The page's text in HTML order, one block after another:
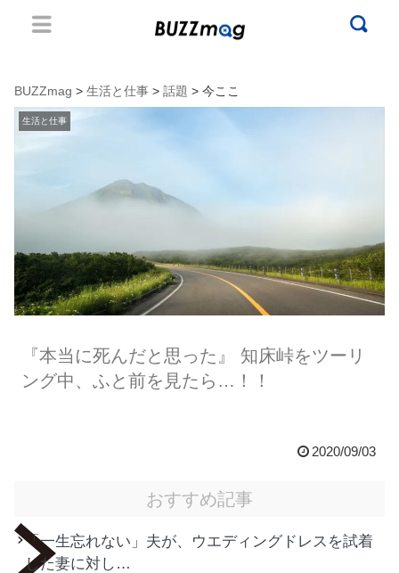
BUZZmag > 生活と仕事 > 話題 > 今ここ
生活と仕事
『本当に死んだと思った』 知床峠をツーリ
ング中、ふと前を見たら…！！
2020/09/03
おすすめ記事
「一生忘れない」夫が、ウエディングドレスを試着
した妻に対し…